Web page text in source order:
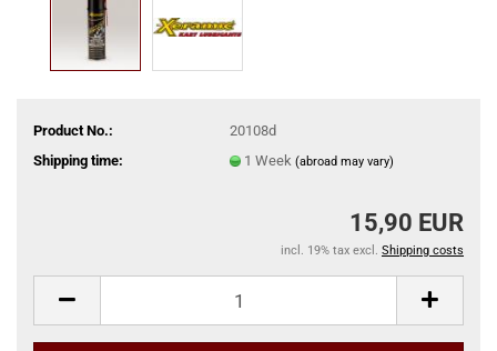
Product No.:
20108d
Shipping time:
1 Week (abroad may vary)
15,90 EUR
incl. 19% tax excl. Shipping costs